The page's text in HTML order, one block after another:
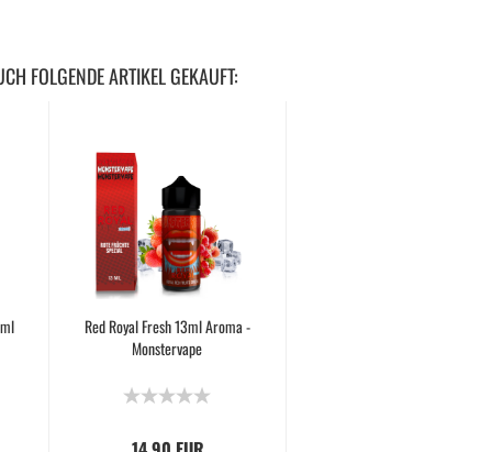
FOLGENDE ARTIKEL GEKAUFT:
Red Royal Fresh 13ml Aroma -
Monstervape